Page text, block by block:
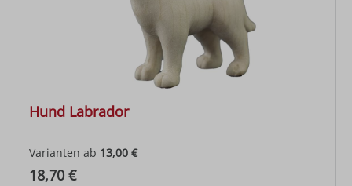
Hund Labrador
Varianten ab 13,00 €
Regulärer Preis:
18,70 €